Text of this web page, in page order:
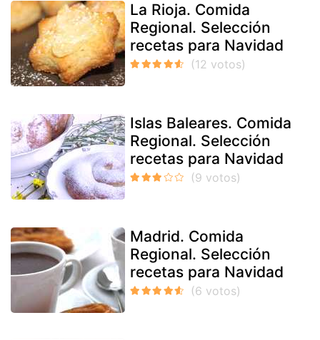
La Rioja. Comida
Regional. Selección
recetas para Navidad
Islas Baleares. Comida
Regional. Selección
recetas para Navidad
Madrid. Comida
Regional. Selección
recetas para Navidad